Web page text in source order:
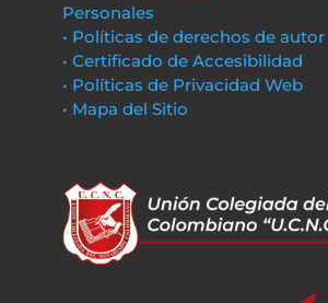
Personales
• Políticas de derechos de autor
• Certificado de Accesibilidad
• Políticas de Privacidad Web
• Mapa del Sitio